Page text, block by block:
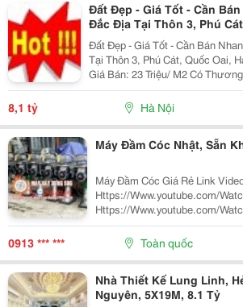
Đất Đẹp - Giá Tốt - Cần
Đắc Địa Tại Thôn 3, Phú
Đất Đẹp - Giá Tốt - Cần Bán
Tại Thôn 3, Phú Cát, Quốc Oai,
Giá Bán: 23 Triệu/ M2 Có
Https://Www.google.com/Maps?
8,1 tỷ Hà Nội
Máy Đầm Cóc Nhật, Sẵn
Máy Đầm Cóc Giá Rẻ Link Videos:
Https://Www.youtube.com/
Https://Www.youtube.com/
Máy Đầm Cóc Mikasa Mt55L
Phân Phối Máy Đầm Cóc
Năng Đầm Và Nén Chặt Các
0913 *** *** Toàn quốc
Nhà Thiết Kế Lung Linh,
Nguyên, 5X19M, 8.1 Tỷ